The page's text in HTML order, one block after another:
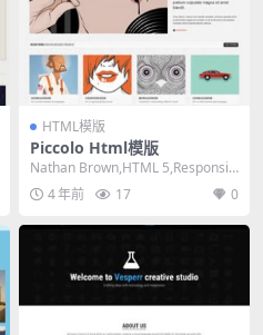
HTML模版
Piccolo Html模版
Nathan Brown,HTML 5,Responsiv
e, 4 Column...
4 年前 17 0